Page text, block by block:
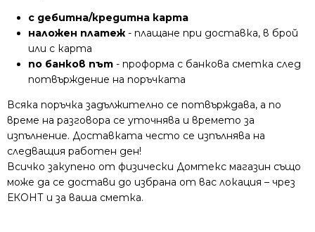
с дебитна/кредитна карта
наложен платеж - плащане при доставка, в брой
или с карта
по банков път - проформа с банкова сметка след
потвърждение на поръчката
Всяка поръчка задължително се потвърждава, а по
време на разговора се уточнява и времето за
изпълнение. Доставката често се изпълнява на
следващия работен ден!
Всичко закупено от физически Домтекс магазин също
може да се достави до избрана от вас локация – чрез
ЕКОНТ и за ваша сметка.